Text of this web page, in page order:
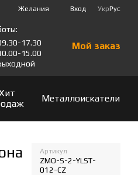
Желания Вход УкрРус
17.30
15.00
Мой заказ
Металлоискатели
Артикул
ZMO-S-2-YLST-
012-CZ